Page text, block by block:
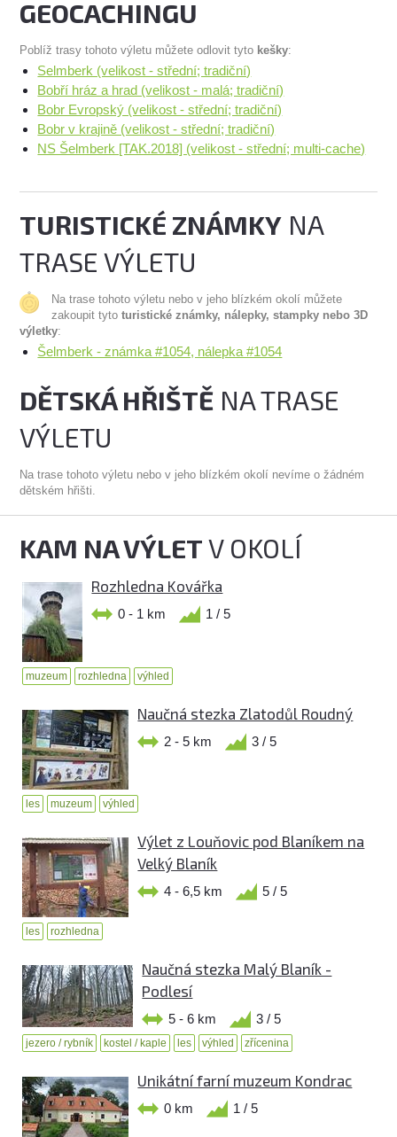
GEOCACHINGU
Poblíž trasy tohoto výletu můžete odlovit tyto kešky:
Selmberk (velikost - střední; tradiční)
Bobří hráz a hrad (velikost - malá; tradiční)
Bobr Evropský (velikost - střední; tradiční)
Bobr v krajině (velikost - střední; tradiční)
NS Šelmberk [TAK.2018] (velikost - střední; multi-cache)
TURISTICKÉ ZNÁMKY NA
TRASE VÝLETU
Na trase tohoto výletu nebo v jeho blízkém okolí můžete
zakoupit tytoturistické známky, nálepky, stampky nebo 3D
výletky:
Šelmberk - známka #1054, nálepka #1054
DĚTSKÁ HŘIŠTĚ NA TRASE
VÝLETU
Na trase tohoto výletu nebo v jeho blízkém okolí nevíme o žádném
dětském hřišti.
KAM NA VÝLETV OKOLÍ
Rozhledna Kovářka
0 - 1 km 1 / 5
muzeum rozhledna výhled
Naučná stezka Zlatodůl Roudný
2 - 5 km 3 / 5
les muzeum výhled
Výlet z Louňovic pod Blaníkem na
Velký Blaník
4 - 6,5 km 5 / 5
les rozhledna
Naučná stezka Malý Blaník -
Podlesí
5 - 6 km 3 / 5
jezero / rybník kostel / kaple les výhled zřícenina
Unikátní farní muzeum Kondrac
0 km 1 / 5